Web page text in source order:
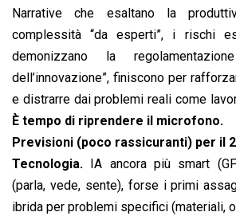
Narrative che esaltano la
complessità “da esperti”, i rischi
demonizzano la
dell’innovazione”, finiscono per
e distrarre dai problemi reali come
È tempo di riprendere il microfono.
Previsioni (poco rassicuranti) per il
Tecnologia. IA ancora più smart
(parla, vede, sente), forse i primi
ibrida per problemi specifici (materiali,